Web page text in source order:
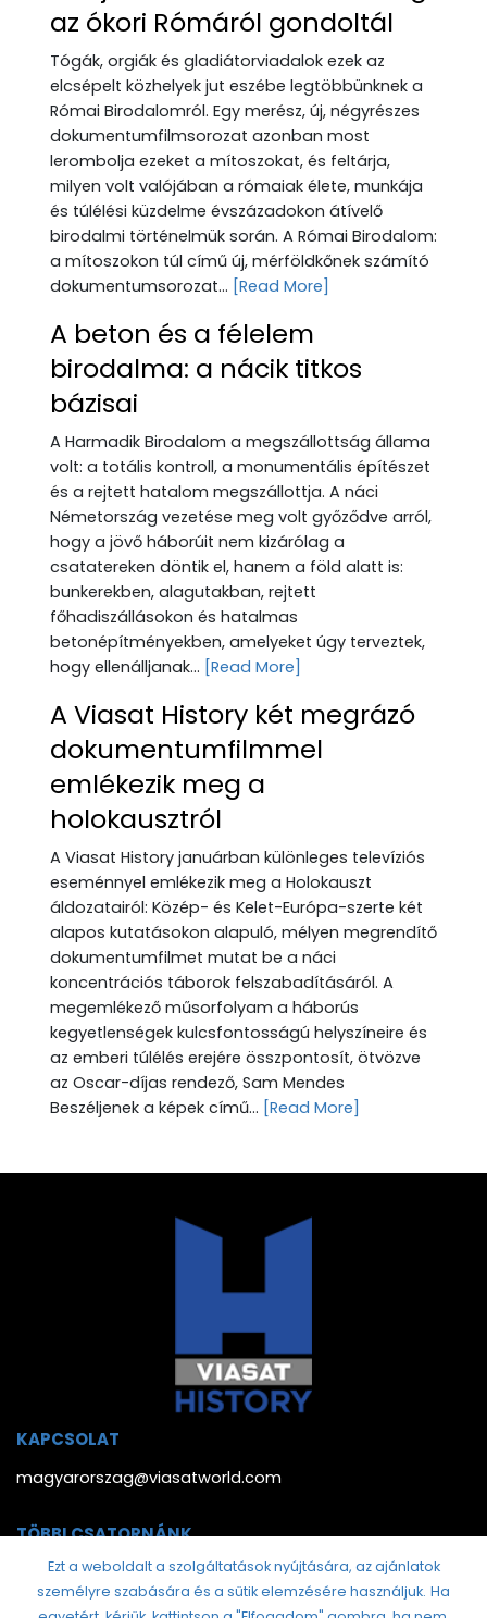
az ókori Rómáról gondoltál
Tógák, orgiák és gladiátorviadalok ezek az
elcsépelt közhelyek jut eszébe legtöbbünknek a
Római Birodalomról. Egy merész, új, négyrészes
dokumentumfilmsorozat azonban most
lerombolja ezeket a mítoszokat, és feltárja,
milyen volt valójában a rómaiak élete, munkája
és túlélési küzdelme évszázadokon átívelő
birodalmi történelmük során. A Római Birodalom:
a mítoszokon túl című új, mérföldkőnek számító
dokumentumsorozat... [Read More]
A beton és a félelem
birodalma: a nácik titkos
bázisai
A Harmadik Birodalom a megszállottság állama
volt: a totális kontroll, a monumentális építészet
és a rejtett hatalom megszállottja. A náci
Németország vezetése meg volt győződve arról,
hogy a jövő háborúit nem kizárólag a
csatatereken döntik el, hanem a föld alatt is:
bunkerekben, alagutakban, rejtett
főhadiszállásokon és hatalmas
betonépítményekben, amelyeket úgy terveztek,
hogy ellenálljanak... [Read More]
A Viasat History két megrázó
dokumentumfilmmel
emlékezik meg a
holokausztról
A Viasat History januárban különleges televíziós
eseménnyel emlékezik meg a Holokauszt
áldozatairól: Közép- és Kelet-Európa-szerte két
alapos kutatásokon alapuló, mélyen megrendítő
dokumentumfilmet mutat be a náci
koncentrációs táborok felszabadításáról. A
megemlékező műsorfolyam a háborús
kegyetlenségek kulcsfontosságú helyszíneire és
az emberi túlélés erejére összpontosít, ötvözve
az Oscar-díjas rendező, Sam Mendes
Beszéljenek a képek című... [Read More]
KAPCSOLAT
magyarorszag@viasatworld.com
TÖBBI CSATORNÁNK
Ezt a weboldalt a szolgáltatások nyújtására, az ajánlatok
személyre szabására és a sütik elemzésére használjuk. Ha